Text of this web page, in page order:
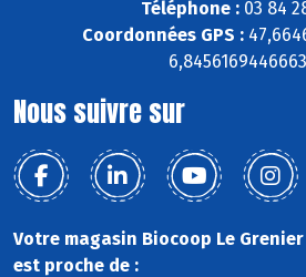
Téléphone : 03 84
Coordonnées GPS :
Nous suivre sur
Votre magasin Biocoop Le
est proche de :